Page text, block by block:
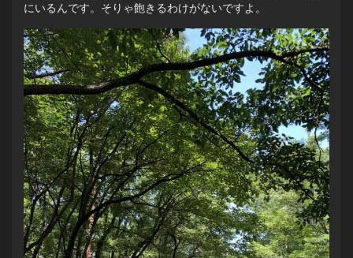
にいるんです。そりゃ飽きるわけがないですよ。